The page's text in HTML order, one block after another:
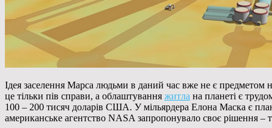
Ідея заселення Марса людьми в даний час вже не є предметом
це тільки пів справи, а облаштування житла на планеті є
100 – 200 тисяч доларів США. У мільярдера Елона Маска є
американське агентство NASA запропонувало своє рішення –